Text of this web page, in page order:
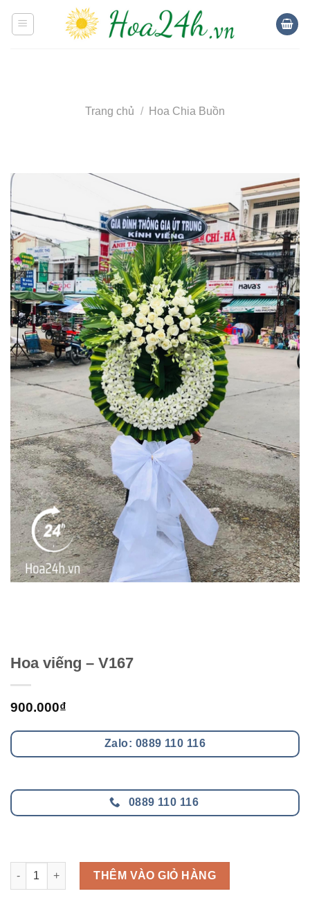
Trang chủ / Hoa Chia Buồn
Hoa viếng – V167
900.000₫
Zalo: 0889 110 116
0889 110 116
Hoa viếng - V167 số lượng
THÊM VÀO GIỎ HÀNG